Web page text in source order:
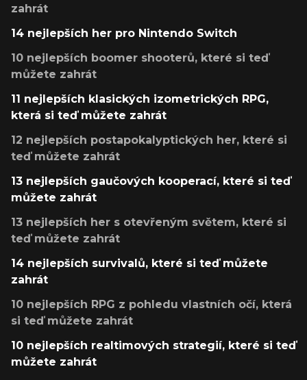
zahrát
14 nejlepších her pro Nintendo Switch
10 nejlepších boomer shooterů, které si teď
můžete zahrát
11 nejlepších klasických izometrických RPG,
která si teď můžete zahrát
12 nejlepších postapokalyptických her, které si
teď můžete zahrát
13 nejlepších gaučových kooperací, které si teď
můžete zahrát
13 nejlepších her s otevřeným světem, které si
teď můžete zahrát
14 nejlepších survivalů, které si teď můžete
zahrát
10 nejlepších RPG z pohledu vlastních očí, která
si teď můžete zahrát
10 nejlepších realtimových strategií, které si teď
můžete zahrát